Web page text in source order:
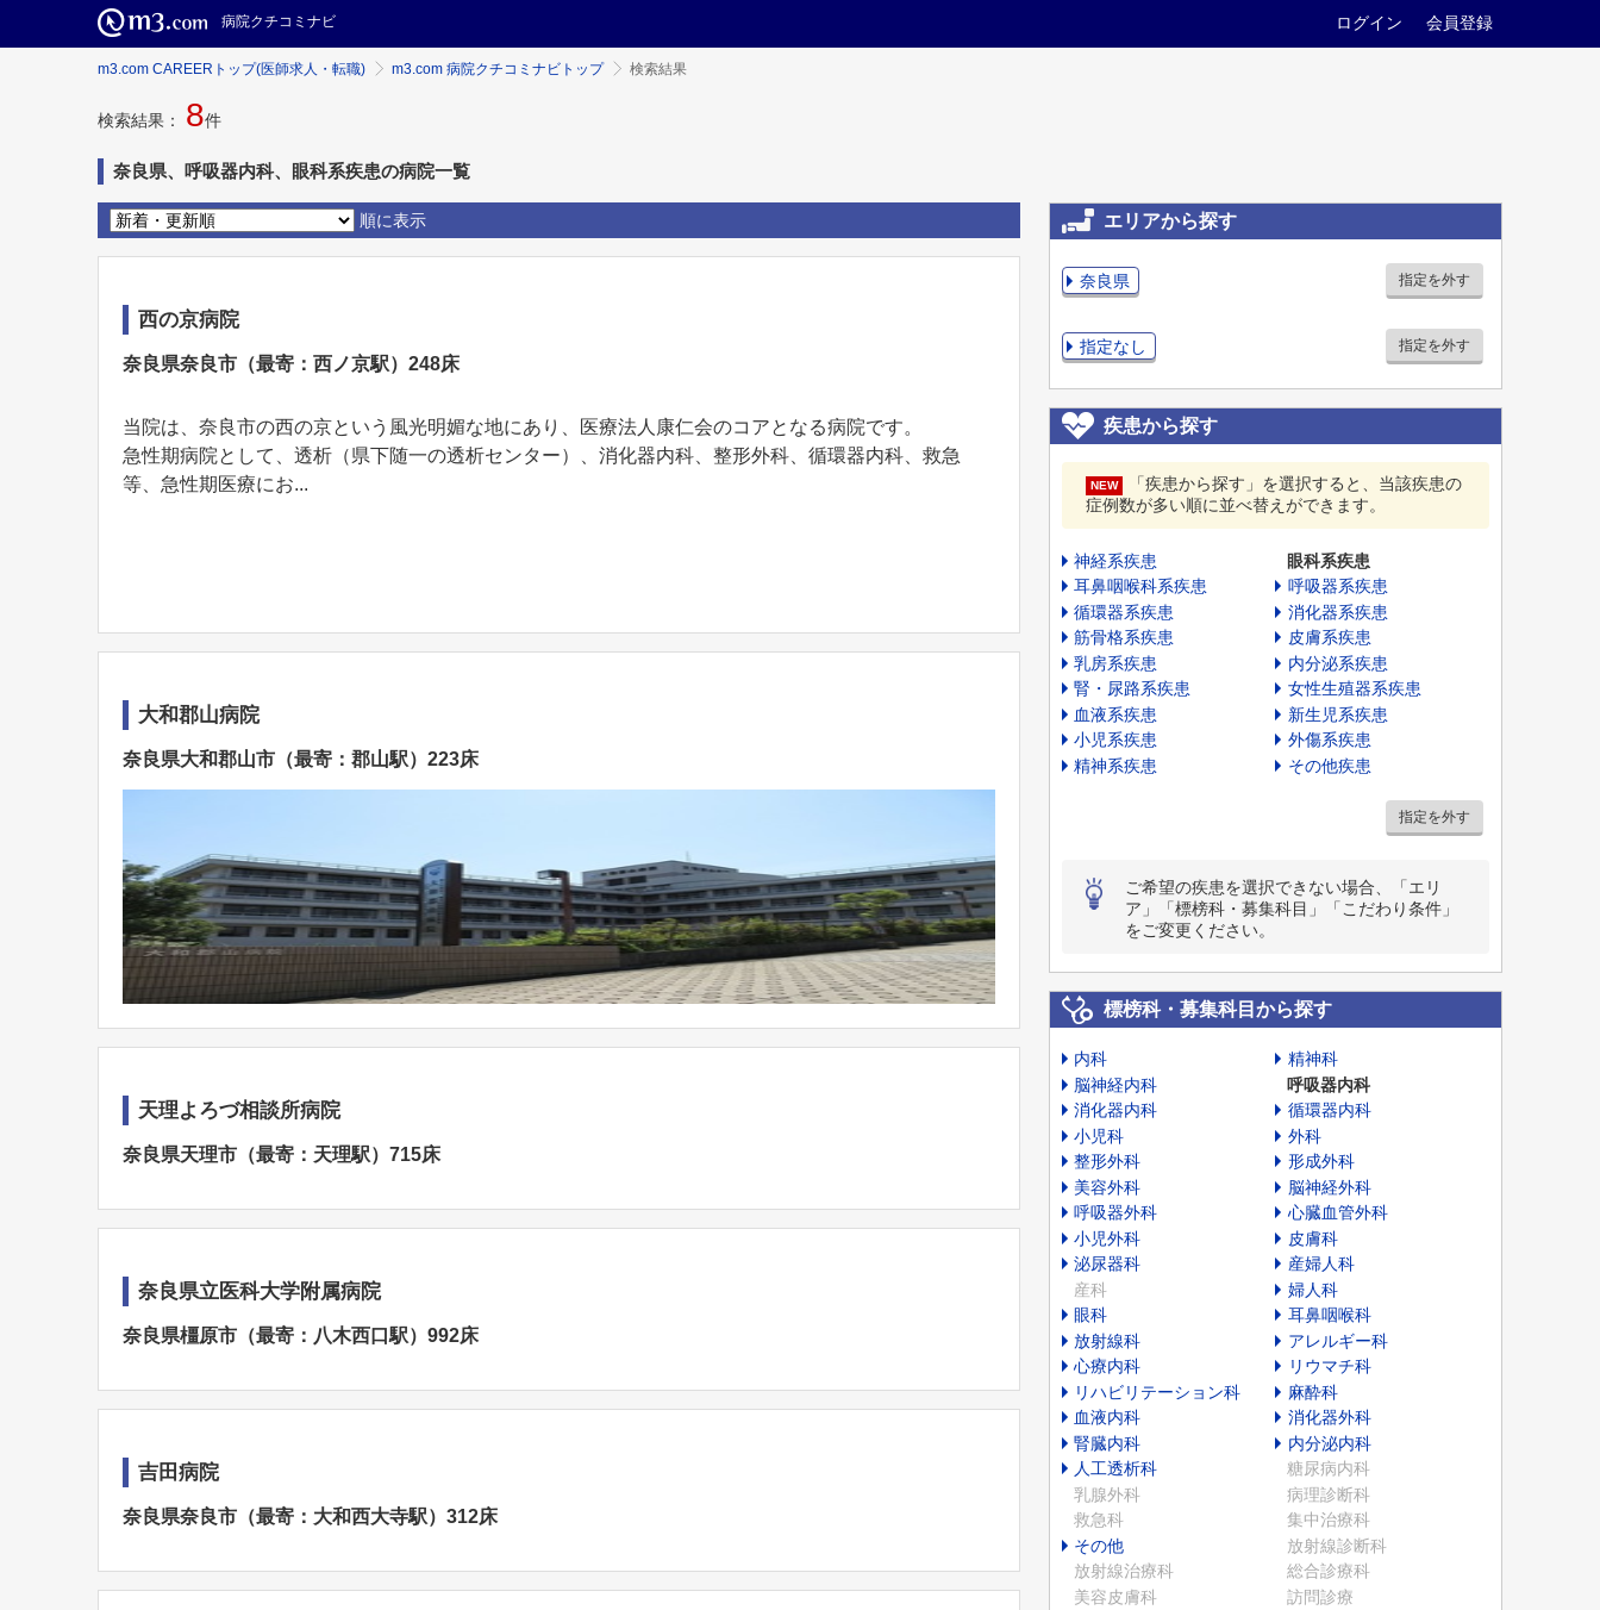
病院クチコミナビ ログイン 会員登録
m3.com CAREERトップ(医師求人・転職) m3.com 病院クチコミナビトップ 検索結果
検索結果： 8件
奈良県、呼吸器内科、眼科系疾患の病院一覧
順に表示
西の京病院
奈良県奈良市（最寄：西ノ京駅）248床
当院は、奈良市の西の京という風光明媚な地にあり、医療法人康仁会のコアとなる病院です。
急性期病院として、透析（県下随一の透析センター）、消化器内科、整形外科、循環器内科、救急
等、急性期医療にお...
大和郡山病院
奈良県大和郡山市（最寄：郡山駅）223床
天理よろづ相談所病院
奈良県天理市（最寄：天理駅）715床
奈良県立医科大学附属病院
奈良県橿原市（最寄：八木西口駅）992床
吉田病院
奈良県奈良市（最寄：大和西大寺駅）312床
エリアから探す
奈良県 指定を外す
指定なし 指定を外す
疾患から探す
NEW
「疾患から探す」を選択すると、当該疾患の
症例数が多い順に並べ替えができます。
神経系疾患
眼科系疾患
耳鼻咽喉科系疾患
呼吸器系疾患
循環器系疾患
消化器系疾患
筋骨格系疾患
皮膚系疾患
乳房系疾患
内分泌系疾患
腎・尿路系疾患
女性生殖器系疾患
血液系疾患
新生児系疾患
小児系疾患
外傷系疾患
精神系疾患
その他疾患
指定を外す
ご希望の疾患を選択できない場合、「エリ
ア」「標榜科・募集科目」「こだわり条件」
をご変更ください。
標榜科・募集科目から探す
内科
精神科
脳神経内科
呼吸器内科
消化器内科
循環器内科
小児科
外科
整形外科
形成外科
美容外科
脳神経外科
呼吸器外科
心臓血管外科
小児外科
皮膚科
泌尿器科
産婦人科
産科
婦人科
眼科
耳鼻咽喉科
放射線科
アレルギー科
心療内科
リウマチ科
リハビリテーション科
麻酔科
血液内科
消化器外科
腎臓内科
内分泌内科
人工透析科
糖尿病内科
乳腺外科
病理診断科
救急科
集中治療科
その他
放射線診断科
放射線治療科
総合診療科
美容皮膚科
訪問診療